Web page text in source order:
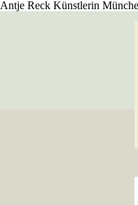
Antje Reck Künstlerin